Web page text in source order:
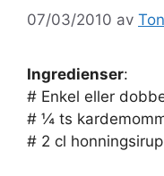
07/03/2010 av
Ingredienser:
# Enkel eller
# ¼ ts
# 2 cl